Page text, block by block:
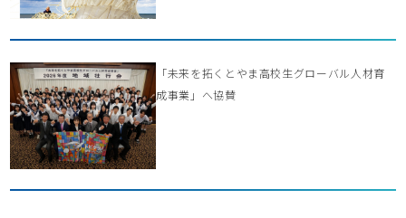
「未来を拓くとやま高校生グローバル人材育
成事業」へ協賛